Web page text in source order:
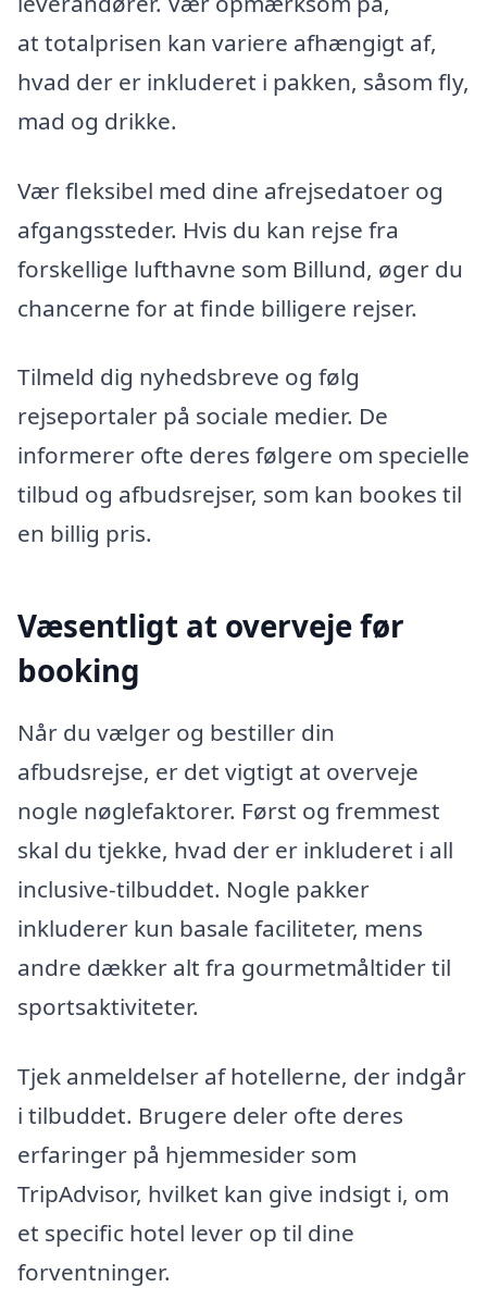
at totalprisen kan variere afhængigt af,
hvad der er inkluderet i pakken, såsom fly,
mad og drikke.
Vær fleksibel med dine afrejsedatoer og
afgangssteder. Hvis du kan rejse fra
forskellige lufthavne som Billund, øger du
chancerne for at finde billigere rejser.
Tilmeld dig nyhedsbreve og følg
rejseportaler på sociale medier. De
informerer ofte deres følgere om specielle
tilbud og afbudsrejser, som kan bookes til
en billig pris.
Væsentligt at overveje før
booking
Når du vælger og bestiller din
afbudsrejse, er det vigtigt at overveje
nogle nøglefaktorer. Først og fremmest
skal du tjekke, hvad der er inkluderet i all
inclusive-tilbuddet. Nogle pakker
inkluderer kun basale faciliteter, mens
andre dækker alt fra gourmetmåltider til
sportsaktiviteter.
Tjek anmeldelser af hotellerne, der indgår
i tilbuddet. Brugere deler ofte deres
erfaringer på hjemmesider som
TripAdvisor, hvilket kan give indsigt i, om
et specific hotel lever op til dine
forventninger.